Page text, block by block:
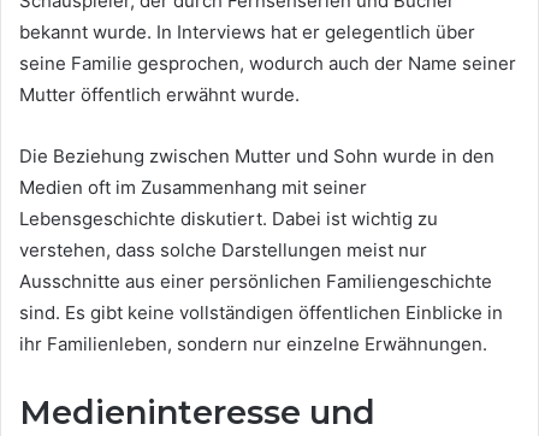
bekannt wurde. In Interviews hat er gelegentlich über
seine Familie gesprochen, wodurch auch der Name seiner
Mutter öffentlich erwähnt wurde.
Die Beziehung zwischen Mutter und Sohn wurde in den
Medien oft im Zusammenhang mit seiner
Lebensgeschichte diskutiert. Dabei ist wichtig zu
verstehen, dass solche Darstellungen meist nur
Ausschnitte aus einer persönlichen Familiengeschichte
sind. Es gibt keine vollständigen öffentlichen Einblicke in
ihr Familienleben, sondern nur einzelne Erwähnungen.
Medieninteresse und